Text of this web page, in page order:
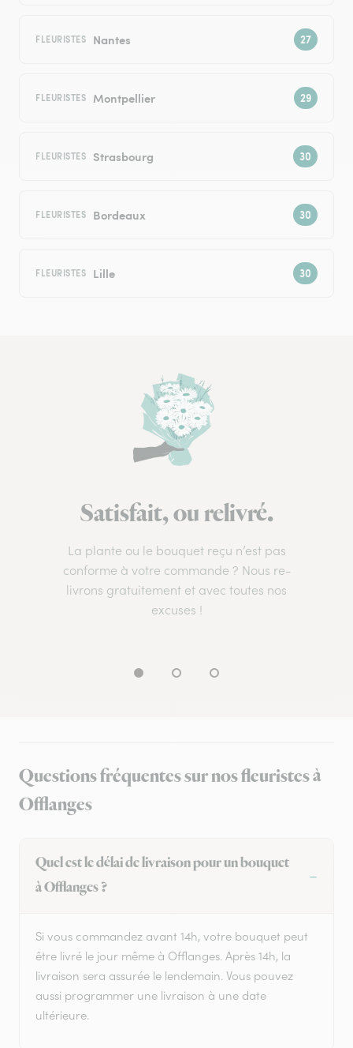
FLEURISTES Nantes
FLEURISTES Montpellier
FLEURISTES Strasbourg
FLEURISTES Bordeaux
FLEURISTES Lille
Satisfait, ou relivré.
La plante ou le bouquet reçu n’est pas
conforme à votre commande ? Nous re-
livrons gratuitement et avec toutes nos
excuses !
Questions fréquentes sur nos fleuristes à
Offlanges
Quel est le délai de livraison pour un bouquet
à Offlanges ?
Si vous commandez avant 14h, votre bouquet peut
être livré le jour même à Offlanges. Après 14h, la
livraison sera assurée le lendemain. Vous pouvez
aussi programmer une livraison à une date
ultérieure.